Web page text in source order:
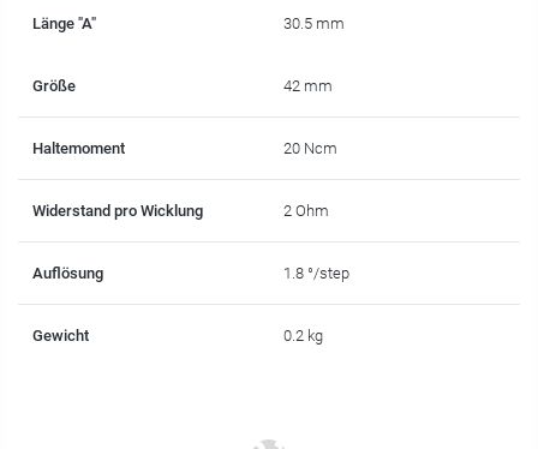
Länge "A" 30.5 mm
Größe 42 mm
Haltemoment 20 Ncm
Widerstand pro Wicklung 2 Ohm
Auflösung 1.8 °/step
Gewicht 0.2 kg